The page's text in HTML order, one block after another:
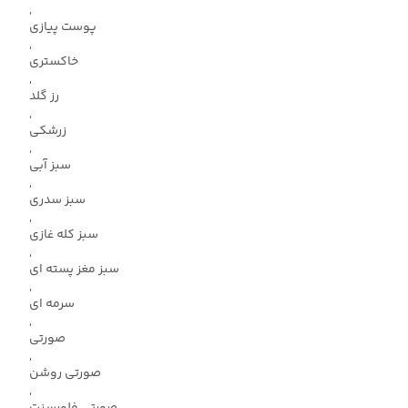
,
پوست پیازی
,
خاکستری
,
رز گلد
,
زرشکی
,
سبز آبی
,
سبز سدری
,
سبز کله غازی
,
سبز مغز پسته ای
,
سرمه ای
,
صورتی
,
صورتی روشن
,